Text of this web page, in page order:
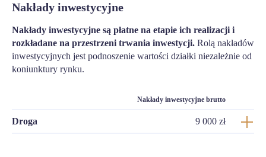
Nakłady inwestycyjne
Nakłady inwestycyjne są płatne na etapie ich realizacji i
rozkładane na przestrzeni trwania inwestycji. Rolą nakładów
inwestycyjnych jest podnoszenie wartości działki niezależnie od
koniunktury rynku.
Nakłady inwestycyjne brutto
Droga 9 000 zł